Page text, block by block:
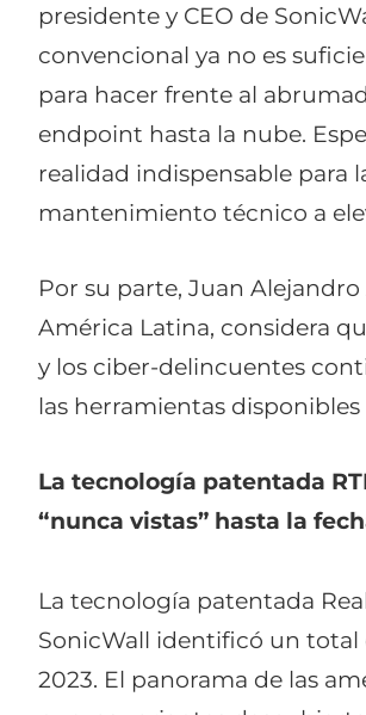
presidente y CEO de
convencional ya no es
para hacer frente al
endpoint hasta la nube.
realidad indispensable para
mantenimiento técnico a
Por su parte, Juan
América Latina, considera
y los ciber-delincuentes
las herramientas
La tecnología patentada
“nunca vistas” hasta la
La tecnología patentada
SonicWall identificó un total
2023. El panorama de las